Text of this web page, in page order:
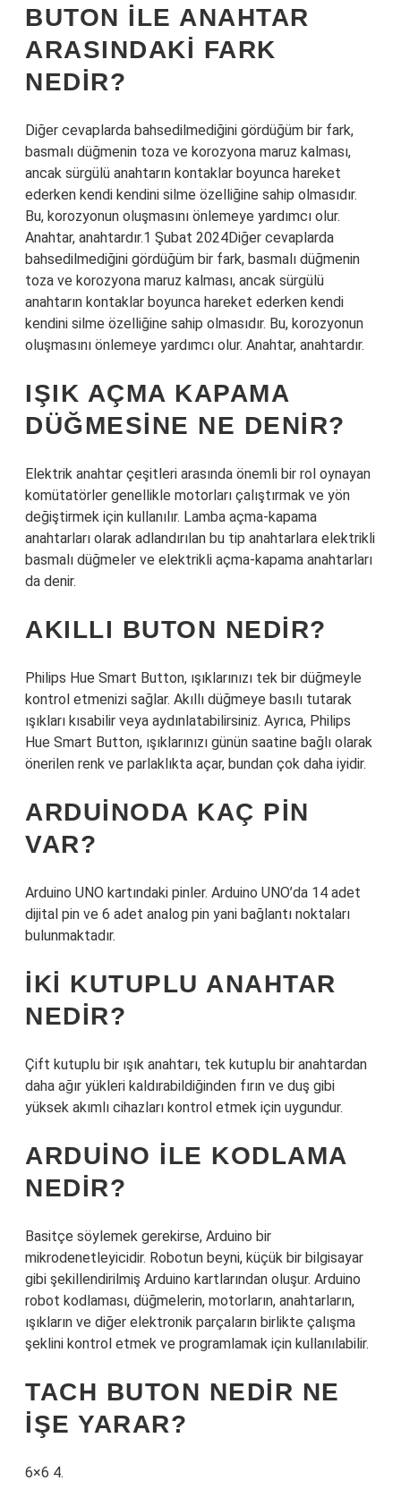
BUTON ILE ANAHTAR
ARASINDAKI FARK
NEDIR?
Diğer cevaplarda bahsedilmediğini gördüğüm bir fark,
basmalı düğmenin toza ve korozyona maruz kalması,
ancak sürgülü anahtarın kontaklar boyunca hareket
ederken kendi kendini silme özelliğine sahip olmasıdır.
Bu, korozyonun oluşmasını önlemeye yardımcı olur.
Anahtar, anahtardır.1 Şubat 2024Diğer cevaplarda
bahsedilmediğini gördüğüm bir fark, basmalı düğmenin
toza ve korozyona maruz kalması, ancak sürgülü
anahtarın kontaklar boyunca hareket ederken kendi
kendini silme özelliğine sahip olmasıdır. Bu, korozyonun
oluşmasını önlemeye yardımcı olur. Anahtar, anahtardır.
IŞIK AÇMA KAPAMA
DÜĞMESINE NE DENIR?
Elektrik anahtar çeşitleri arasında önemli bir rol oynayan
komütatörler genellikle motorları çalıştırmak ve yön
değiştirmek için kullanılır. Lamba açma-kapama
anahtarları olarak adlandırılan bu tip anahtarlara elektrikli
basmalı düğmeler ve elektrikli açma-kapama anahtarları
da denir.
AKILLI BUTON NEDIR?
Philips Hue Smart Button, ışıklarınızı tek bir düğmeyle
kontrol etmenizi sağlar. Akıllı düğmeye basılı tutarak
ışıkları kısabilir veya aydınlatabilirsiniz. Ayrıca, Philips
Hue Smart Button, ışıklarınızı günün saatine bağlı olarak
önerilen renk ve parlaklıkta açar, bundan çok daha iyidir.
ARDUINODA KAÇ PIN
VAR?
Arduino UNO kartındaki pinler. Arduino UNO’da 14 adet
dijital pin ve 6 adet analog pin yani bağlantı noktaları
bulunmaktadır.
İKI KUTUPLU ANAHTAR
NEDIR?
Çift kutuplu bir ışık anahtarı, tek kutuplu bir anahtardan
daha ağır yükleri kaldırabildiğinden fırın ve duş gibi
yüksek akımlı cihazları kontrol etmek için uygundur.
ARDUINO ILE KODLAMA
NEDIR?
Basitçe söylemek gerekirse, Arduino bir
mikrodenetleyicidir. Robotun beyni, küçük bir bilgisayar
gibi şekillendirilmiş Arduino kartlarından oluşur. Arduino
robot kodlaması, düğmelerin, motorların, anahtarların,
ışıkların ve diğer elektronik parçaların birlikte çalışma
şeklini kontrol etmek ve programlamak için kullanılabilir.
TACH BUTON NEDIR NE
IŞE YARAR?
6×6 4.